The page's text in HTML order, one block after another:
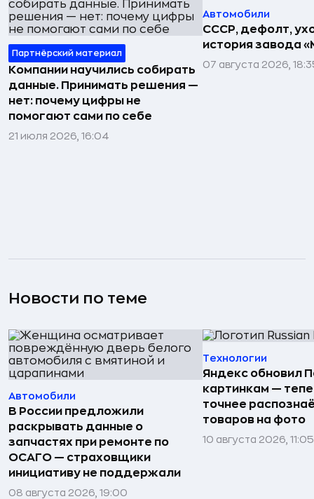
Партнёрский материал
Компании научились собирать
данные. Принимать решения —
нет: почему цифры не
помогают сами по себе
21 июля 2026, 16:04
Автомобили
СССР, дефолт,
история завода
07 августа 2026,
Новости по теме
Автомобили
В России предложили
раскрывать данные о
запчастях при ремонте по
ОСАГО — страховщики
инициативу не поддержали
08 августа 2026, 19:00
Технологии
Яндекс обновил
картинкам —
точнее
товаров на фото
10 августа 2026, 11:05